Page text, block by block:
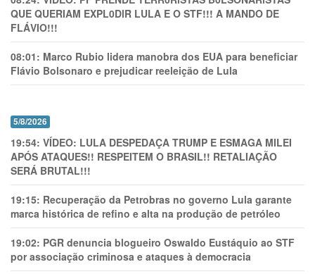
QUE QUERIAM EXPL0DlR LULA E O STF!!! A MANDO DE
FLÁVIO!!!
08:01: Marco Rubio lidera manobra dos EUA para beneficiar
Flávio Bolsonaro e prejudicar reeleição de Lula
5/8/2026
19:54: VÍDEO: LULA DESPEDAÇA TRUMP E ESMAGA MILEI
APÓS ATAQUES!! RESPEITEM O BRASIL!! RETALIAÇÃO
SERÁ BRUTAL!!!
19:15: Recuperação da Petrobras no governo Lula garante
marca histórica de refino e alta na produção de petróleo
19:02: PGR denuncia blogueiro Oswaldo Eustáquio ao STF
por associação criminosa e ataques à democracia